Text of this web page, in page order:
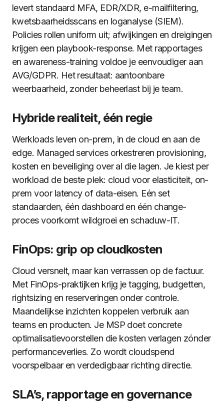
levert standaard MFA, EDR/XDR, e-mailfiltering,
kwetsbaarheidsscans en loganalyse (SIEM).
Policies rollen uniform uit; afwijkingen en dreigingen
krijgen een playbook-response. Met rapportages
en awareness-training voldoe je eenvoudiger aan
AVG/GDPR. Het resultaat: aantoonbare
weerbaarheid, zonder beheerlast bij je team.
Hybride realiteit, één regie
Werkloads leven on-prem, in de cloud en aan de
edge. Managed services orkestreren provisioning,
kosten en beveiliging over al die lagen. Je kiest per
workload de beste plek: cloud voor elasticiteit, on-
prem voor latency of data-eisen. Eén set
standaarden, één dashboard en één change-
proces voorkomt wildgroei en schaduw-IT.
FinOps: grip op cloudkosten
Cloud versnelt, maar kan verrassen op de factuur.
Met FinOps-praktijken krijg je tagging, budgetten,
rightsizing en reserveringen onder controle.
Maandelijkse inzichten koppelen verbruik aan
teams en producten. Je MSP doet concrete
optimalisatievoorstellen die kosten verlagen zónder
performanceverlies. Zo wordt cloudspend
voorspelbaar en verdedigbaar richting directie.
SLA’s, rapportage en governance